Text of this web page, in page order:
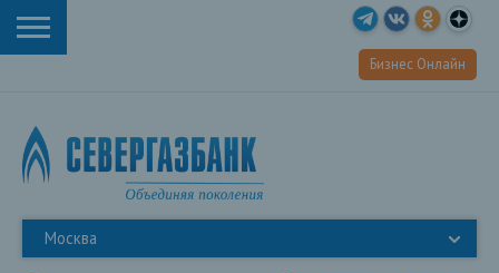
Бизнес Онлайн
Москва